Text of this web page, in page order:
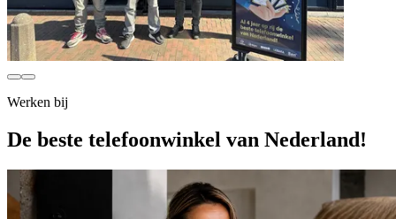
Werken bij
De beste telefoonwinkel van Nederland!